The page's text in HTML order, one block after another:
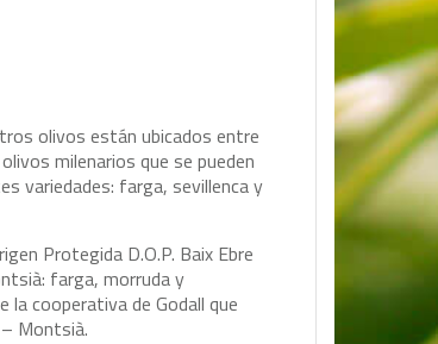
olivos están ubicados entre
milenarios que se pueden
variedades: farga, sevillenca y
Protegida D.O.P. Baix Ebre
farga, morruda y
la cooperativa de Godall que
Montsià.